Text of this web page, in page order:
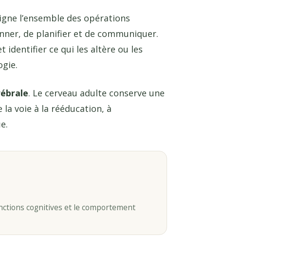
l’ensemble des opérations
de planifier et de communiquer.
identifier ce qui les altère ou les
. Le cerveau adulte conserve une
voie à la rééducation, à
cognitives et le comportement